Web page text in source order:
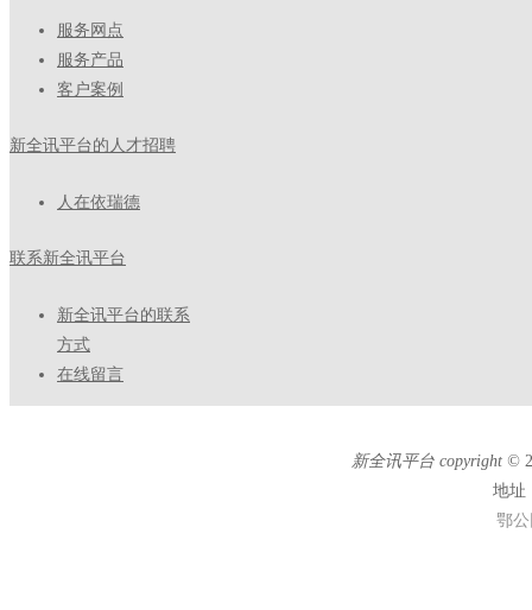
服务网点
服务产品
客户案例
新全讯平台的人才招聘
人在依瑞德
联系新全讯平台
新全讯平台的联系
方式
在线留言
新全讯平台 copyright ©
地址
鄂